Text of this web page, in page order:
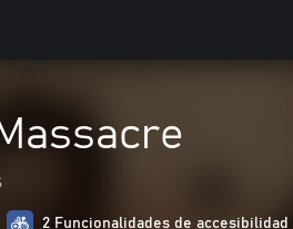
2 Funcionalidades de accesibilidad